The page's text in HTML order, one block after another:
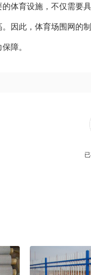
体育设施，不仅需要
因此，体育场围网的
障。